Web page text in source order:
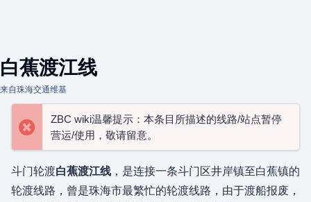
白蕉渡江线
来自珠海交通维基
ZBC wiki温馨提示：本条目所描述的线路/站点暂停
营运/使用，敬请留意。
斗门轮渡白蕉渡江线 ，是连接一条斗门区井岸镇至白蕉镇的
轮渡线路，曾是珠海市最繁忙的轮渡线路，由于渡船报废，